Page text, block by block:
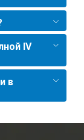
IV
в